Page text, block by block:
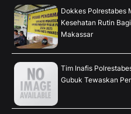
Dokkes Polrestabes
Kesehatan Rutin
Makassar
Tim Inafis
Gubuk Tewaskan